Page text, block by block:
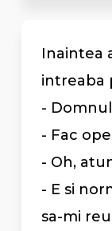
Inaintea
intreaba
-
- Fac
- Oh,
- E si
sa-mi